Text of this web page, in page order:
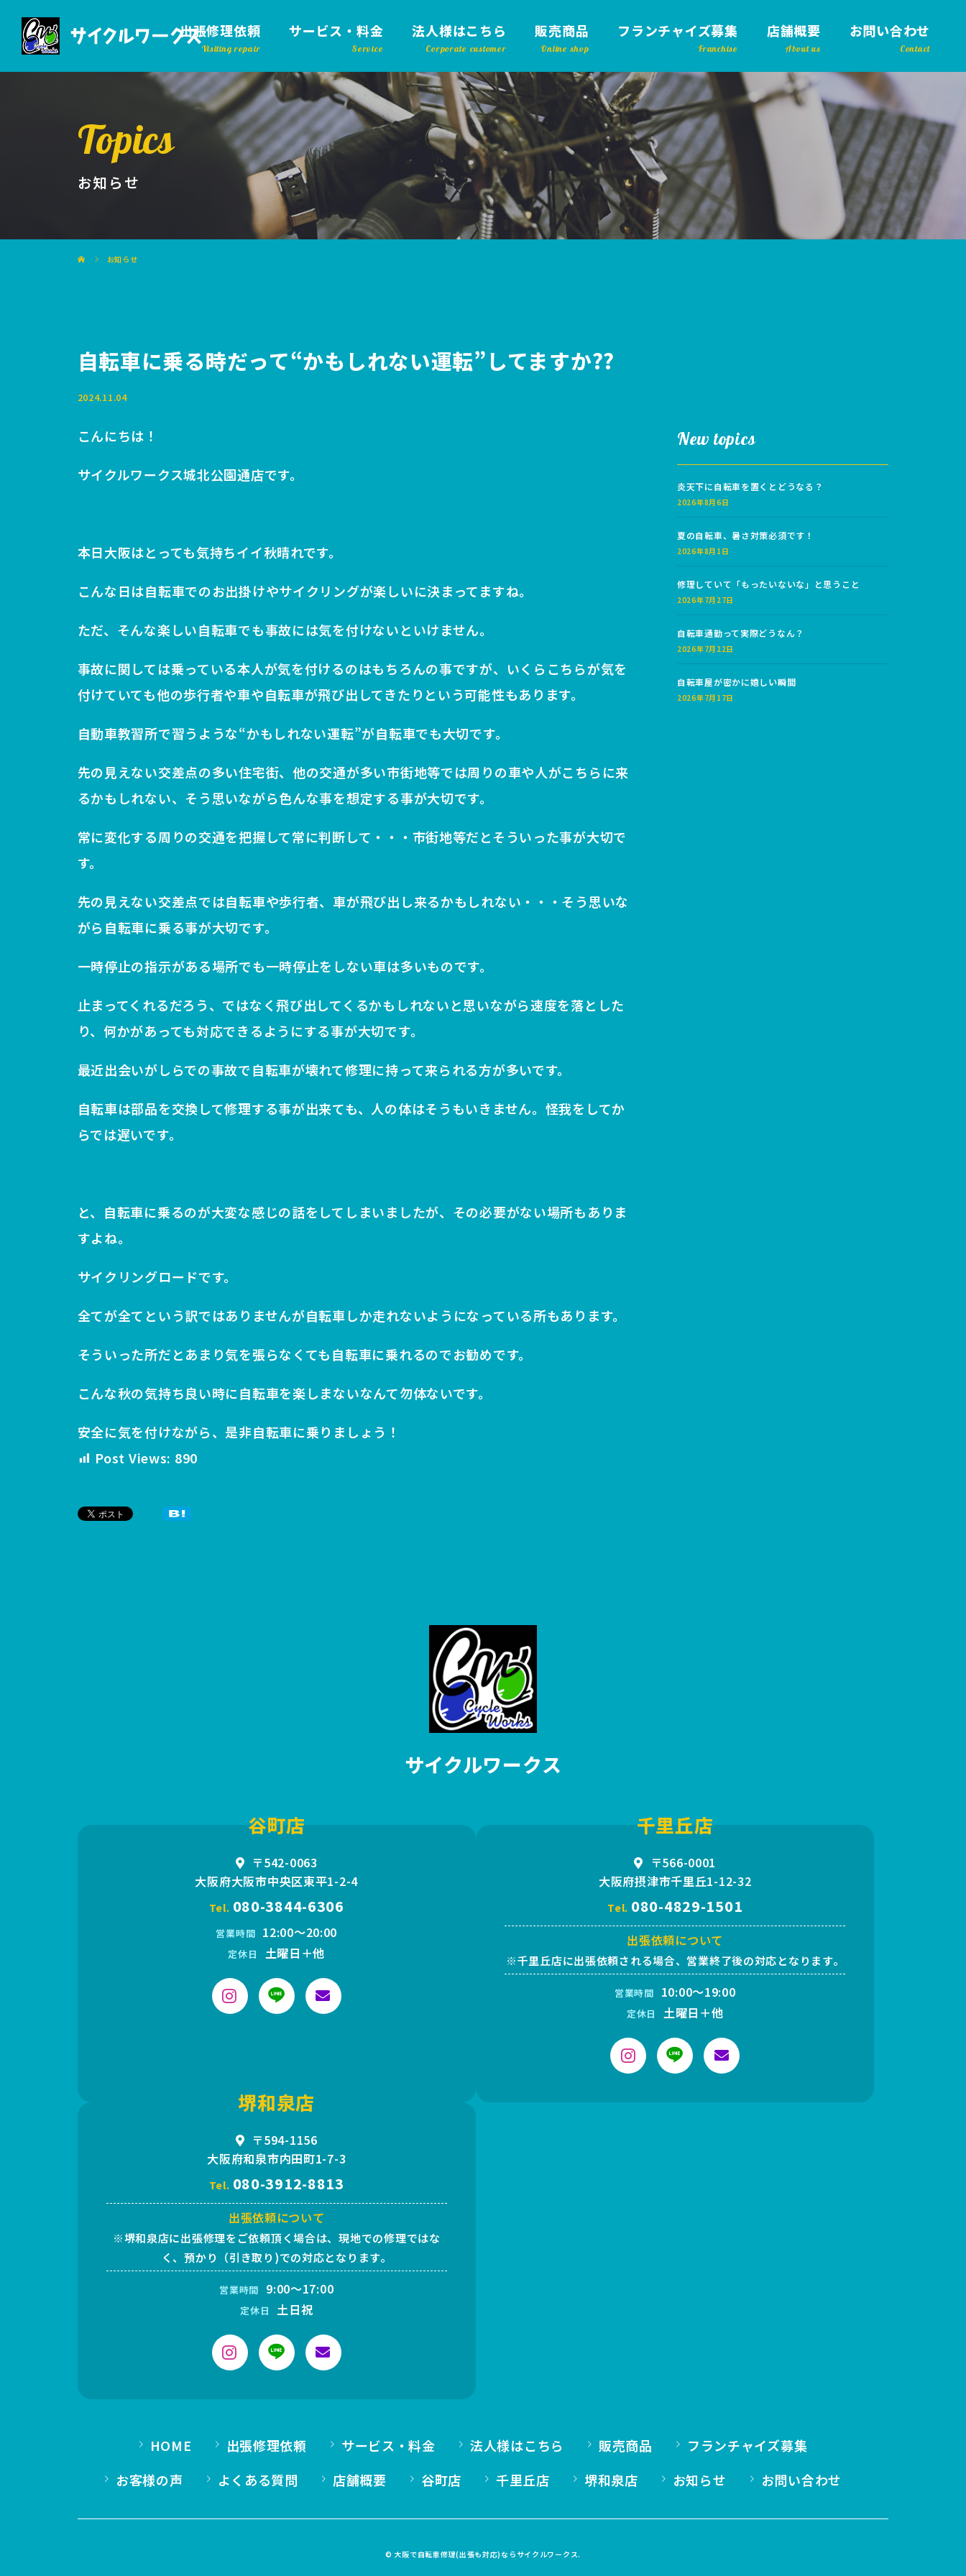
出張修理依頼 サービス・料金 法人様はこちら 販売商品 フランチャイズ募集 店舗概要 お問い合わせ
Topics
お知らせ
お知らせ
自転車に乗る時だって“かもしれない運転”してますか??
2024.11.04
こんにちは！
サイクルワークス城北公園通店です。
本日大阪はとっても気持ちイイ秋晴れです。
こんな日は自転車でのお出掛けやサイクリングが楽しいに決まってますね。
ただ、そんな楽しい自転車でも事故には気を付けないといけません。
事故に関しては乗っている本人が気を付けるのはもちろんの事ですが、いくらこちらが気を
付けていても他の歩行者や車や自転車が飛び出してきたりという可能性もあります。
自動車教習所で習うような“かもしれない運転”が自転車でも大切です。
先の見えない交差点の多い住宅街、他の交通が多い市街地等では周りの車や人がこちらに来
るかもしれない、そう思いながら色んな事を想定する事が大切です。
常に変化する周りの交通を把握して常に判断して・・・市街地等だとそういった事が大切で
す。
先の見えない交差点では自転車や歩行者、車が飛び出し来るかもしれない・・・そう思いな
がら自転車に乗る事が大切です。
一時停止の指示がある場所でも一時停止をしない車は多いものです。
止まってくれるだろう、ではなく飛び出してくるかもしれないと思いながら速度を落とした
り、何かがあっても対応できるようにする事が大切です。
最近出会いがしらでの事故で自転車が壊れて修理に持って来られる方が多いです。
自転車は部品を交換して修理する事が出来ても、人の体はそうもいきません。怪我をしてか
らでは遅いです。
と、自転車に乗るのが大変な感じの話をしてしまいましたが、その必要がない場所もありま
すよね。
サイクリングロードです。
全てが全てという訳ではありませんが自転車しか走れないようになっている所もあります。
そういった所だとあまり気を張らなくても自転車に乗れるのでお勧めです。
こんな秋の気持ち良い時に自転車を楽しまないなんて勿体ないです。
安全に気を付けながら、是非自転車に乗りましょう！
Post Views: 890
New topics
炎天下に自転車を置くとどうなる？
2026年8月6日
夏の自転車、暑さ対策必須です！
2026年8月1日
修理していて「もったいないな」と思うこと
2026年7月27日
自転車通勤って実際どうなん？
2026年7月22日
自転車屋が密かに嬉しい瞬間
2026年7月17日
サイクルワークス
谷町店
〒542-0063
大阪府大阪市中央区東平1-2-4
Tel. 080-3844-6306
営業時間 12:00〜20:00
定休日 土曜日＋他
千里丘店
〒566-0001
大阪府摂津市千里丘1-12-32
Tel. 080-4829-1501
出張依頼について
※千里丘店に出張依頼される場合、営業終了後の対応となります。
営業時間 10:00～19:00
定休日 土曜日＋他
堺和泉店
〒594-1156
大阪府和泉市内田町1-7-3
Tel. 080-3912-8813
出張依頼について
※堺和泉店に出張修理をご依頼頂く場合は、現地での修理ではな
く、預かり（引き取り)での対応となります。
営業時間 9:00～17:00
定休日 土日祝
HOME 出張修理依頼 サービス・料金 法人様はこちら 販売商品
フランチャイズ募集
お客様の声
よくある質問 店舗概要 谷町店 千里丘店 堺和泉店 お知らせ お問い合わせ
© 大阪で自転車修理(出張も対応)ならサイクルワークス.